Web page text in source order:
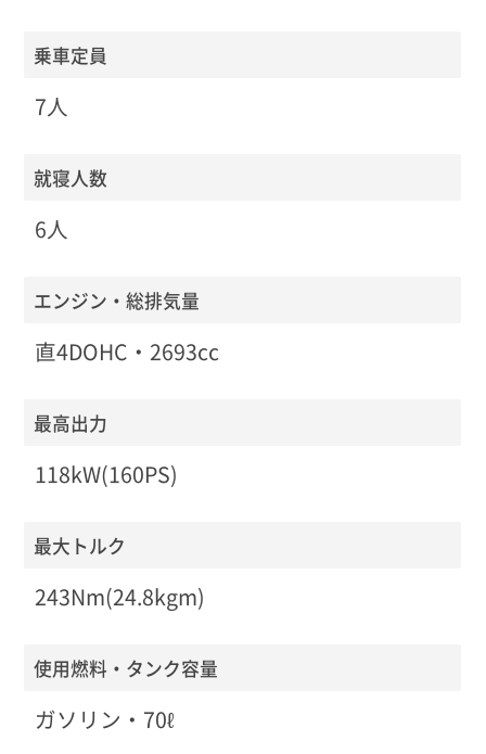
乗車定員
7人
就寝人数
6人
エンジン・総排気量
直4DOHC・2693cc
最高出力
118kW(160PS)
最大トルク
243Nm(24.8kgm)
使用燃料・タンク容量
ガソリン・70ℓ